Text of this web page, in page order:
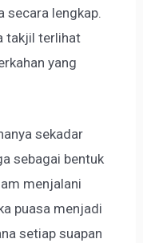
secara lengkap.
takjil terlihat
yang
sekadar
sebagai bentuk
menjalani
puasa menjadi
setiap suapan